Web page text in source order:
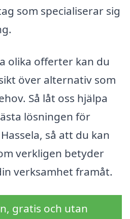
som specialiserar sig
olika offerter kan du
över alternativ som
Så låt oss hjälpa
lösningen för
så att du kan
verkligen betyder
verksamhet framåt.
gratis och utan